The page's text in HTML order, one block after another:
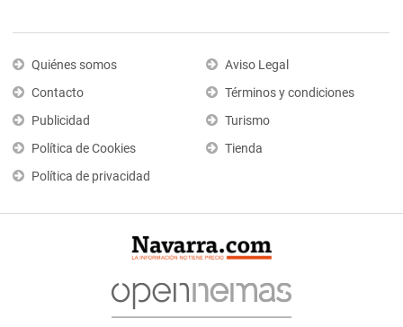
Quiénes somos
Contacto
Publicidad
Política de Cookies
Política de privacidad
Aviso Legal
Términos y condiciones
Turismo
Tienda